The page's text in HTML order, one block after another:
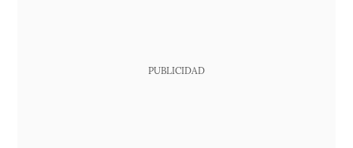
PUBLICIDAD